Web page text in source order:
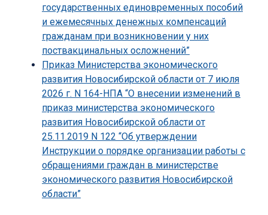
государственных единовременных пособий
и ежемесячных денежных компенсаций
гражданам при возникновении у них
поствакцинальных осложнений”
Приказ Министерства экономического
развития Новосибирской области от 7 июля
2026 г. N 164-НПА “О внесении изменений в
приказ министерства экономического
развития Новосибирской области от
25.11.2019 N 122 “Об утверждении
Инструкции о порядке организации работы с
обращениями граждан в министерстве
экономического развития Новосибирской
области”